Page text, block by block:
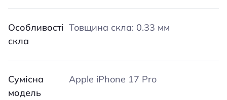
Особливості
скла
Товщина скла: 0.33 мм
Сумісна
модель
Apple iPhone 17 Pro